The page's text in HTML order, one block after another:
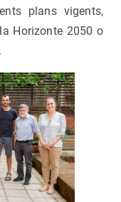
plans vigents,
Horizonte 2050 o